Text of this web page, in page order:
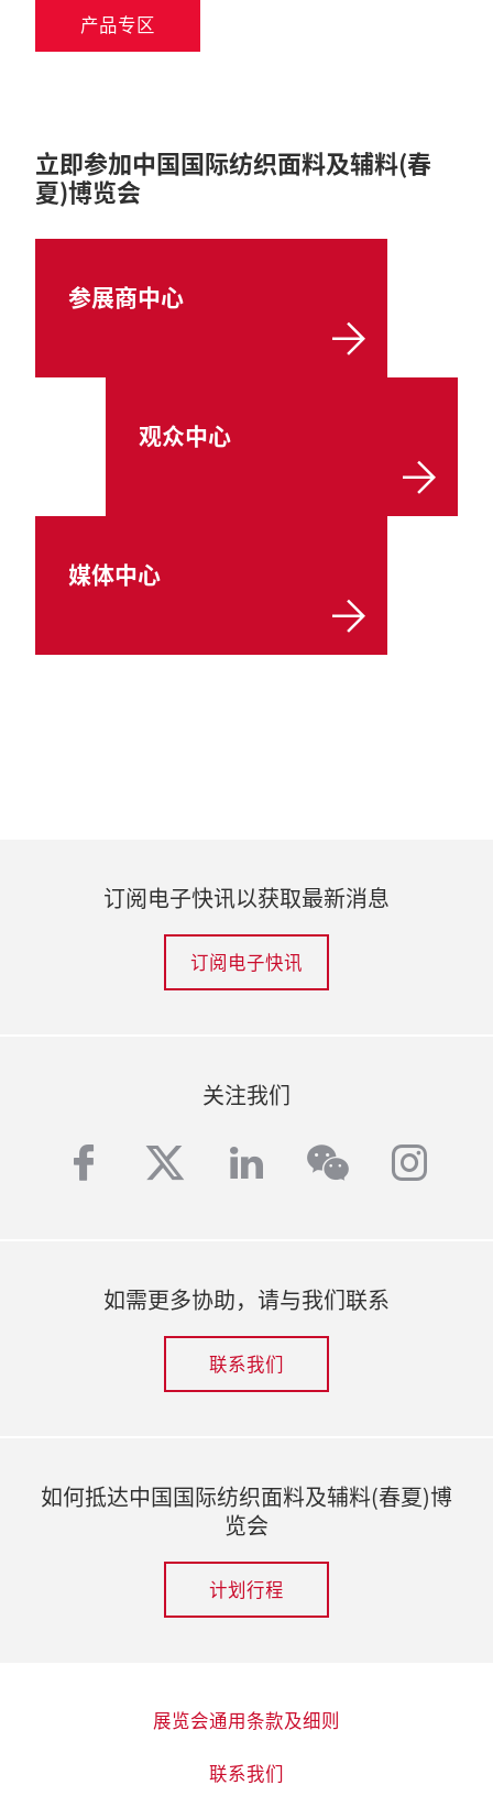
产品专区
立即参加中国国际纺织面料及辅料(春
夏)博览会
参展商中心
观众中心
媒体中心
订阅电子快讯以获取最新消息
订阅电子快讯
关注我们
facebook
twitterlinkedinwechat
如需更多协助，请与我们联系
联系我们
如何抵达中国国际纺织面料及辅料(春夏)博
览会
计划行程
展览会通用条款及细则
联系我们